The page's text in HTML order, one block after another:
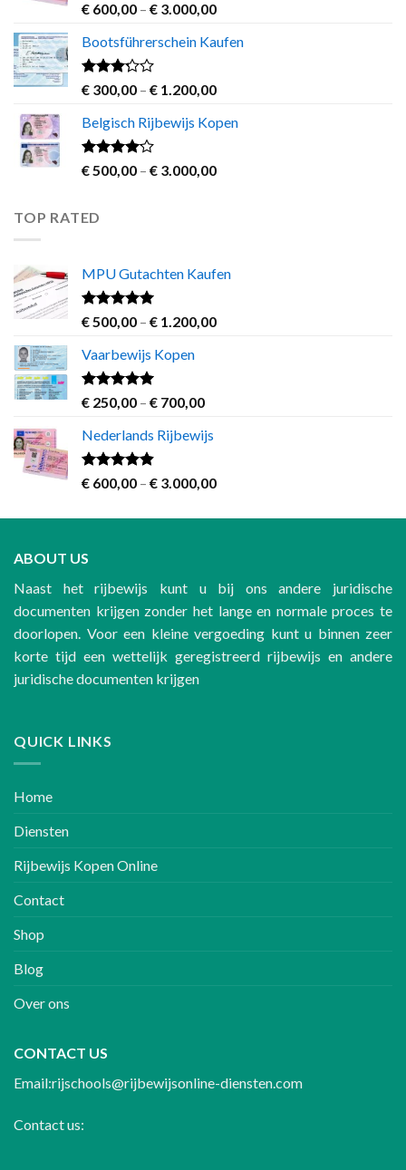
Rated4.60
out of 5
€ 600,00 – € 3.000,00Price
€ 600,00
€ 3.000,00
Bootsführerschein Kaufen
Rated
out of
5
€ 300,00 – € 1.200,00Price
€ 300,00
€ 1.200,00
Belgisch Rijbewijs Kopen
Rated
out
€500,00 – € 3.000,00Price
TOP RATED
MPU Gutachten Kaufen
Rated5.00
out of 5
€ 500,00 – € 1.200,00Price
Vaarbewijs Kopen
Rated4.63
out of 5
€ 250,00 – € 700,00Price
€ 250,00
€ 700,00
Nederlands Rijbewijs
Rated4.60
out of 5
€ 600,00 – € 3.000,00Price
€ 600,00
ABOUT US
Naast het rijbewijs kunt u bij ons andere juridische
documenten krijgen zonder het lange en normale proces te
doorlopen. Voor een kleine vergoeding kunt u binnen zeer
korte tijd een wettelijk geregistreerd rijbewijs en andere
juridische documenten krijgen
QUICK LINKS
Home
Diensten
Rijbewijs Kopen Online
Contact
Shop
Blog
Over ons
CONTACT US
Email:rijschools@rijbewijsonline-diensten.com
Contact us: